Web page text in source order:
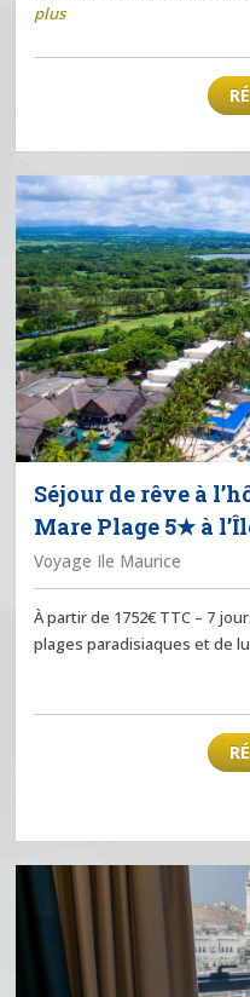
plus
Séjour de rêve à
Mare Plage 5★ à
Voyage Ile Maurice
À partir de 1752€ TTC – 7
plages paradisiaques et de